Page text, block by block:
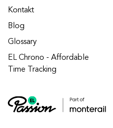
Kontakt
Blog
Glossary
EL Chrono - Affordable
Time Tracking